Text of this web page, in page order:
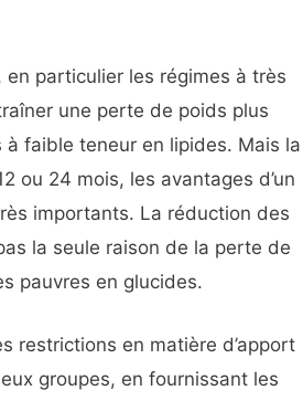
particulier les régimes à très
une perte de poids plus
faible teneur en lipides. Mais la
ou 24 mois, les avantages d’un
importants. La réduction des
la seule raison de la perte de
pauvres en glucides.
restrictions en matière d’apport
groupes, en fournissant les